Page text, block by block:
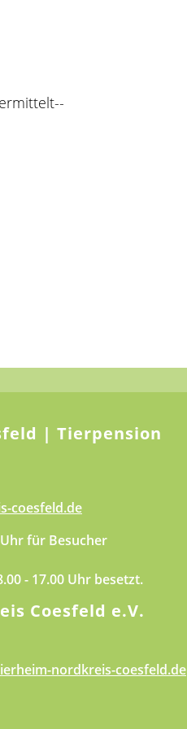
| Tierpension
coesfeld.de
für Besucher
- 17.00 Uhr besetzt.
Coesfeld e.V.
nordkreis-coesfeld.de